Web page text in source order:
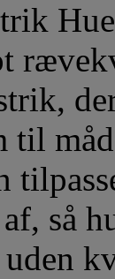
til
så
uden